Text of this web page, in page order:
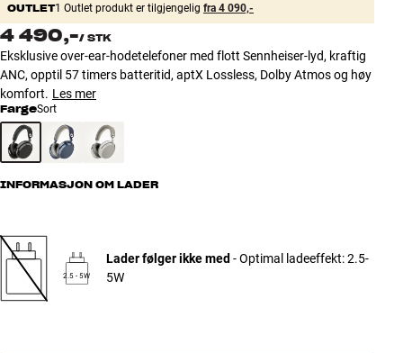
TILBUD
Finn Butikk
Kundeservice
Logg inn
Kundeservice
Bygg med lyd
OUTLET1 Outlet produkt er tilgjengelig fra 4 090,-
4 490,-/ STK
Eksklusive over-ear-hodetelefoner med flott Sennheiser-lyd, kraftig
ANC, opptil 57 timers batteritid, aptX Lossless, Dolby Atmos og høy
komfort. Les mer
FargeSort
INFORMASJON OM LADER
2.5 - 5W
Lader følger ikke med - Optimal ladeeffekt: 2.5-
5W